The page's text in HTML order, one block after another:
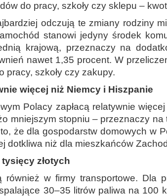
do pracy, szkoły czy sklepu –
odczują te zmiany rodziny
stanowi jedyny środek
krajową, przeznaczy na
nawet 1,35 procent. W
pracy, szkoły czy zakupy.
więcej niż Niemcy i Hiszpanie
Polacy zapłacą relatywnie
mniejszym stopniu – przeznaczy
że dla gospodarstw domowych w
dotkliwa niż dla mieszkańców
złotych
również w firmy transportowe. Dla
30–35 litrów paliwa na 100